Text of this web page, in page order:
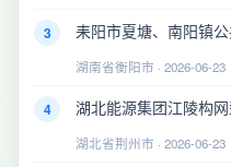
3 耒阳市夏塘、南阳镇
湖南省衡阳市 · 2026-06-23
4 湖北能源集团江陵构
湖北省荆州市 · 2026-06-23